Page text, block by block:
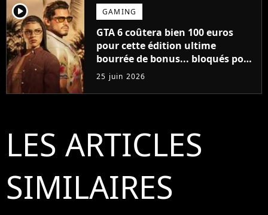
player2 GAMING
GTA 6 coûtera bien 100 euros
pour cette édition ultime
bourrée de bonus... bloqués pour
les autres joueurs
25 juin 2026
LES ARTICLES
SIMILAIRES